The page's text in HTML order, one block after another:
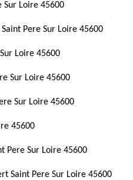
Sur Loire 45600
Pere Sur Loire 45600
Loire 45600
Sur Loire 45600
Sur Loire 45600
45600
Pere Sur Loire 45600
Saint Pere Sur Loire 45600